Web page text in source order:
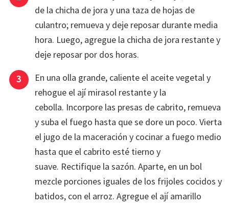
de la chicha de jora y una taza de hojas de
culantro; remueva y deje reposar durante media
hora. Luego, agregue la chicha de jora restante y
deje reposar por dos horas.
En una olla grande, caliente el aceite vegetal y
rehogue el ají mirasol restante y la
cebolla. Incorpore las presas de cabrito, remueva
y suba el fuego hasta que se dore un poco. Vierta
el jugo de la maceración y cocinar a fuego medio
hasta que el cabrito esté tierno y
suave. Rectifique la sazón. Aparte, en un bol
mezcle porciones iguales de los frijoles cocidos y
batidos, con el arroz. Agregue el ají amarillo